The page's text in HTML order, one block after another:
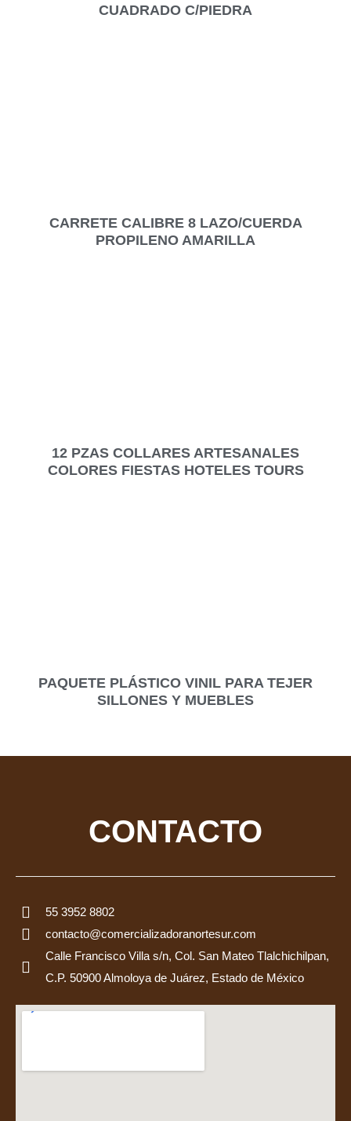
CUADRADO C/PIEDRA
CARRETE CALIBRE 8 LAZO/CUERDA
PROPILENO AMARILLA
12 PZAS COLLARES ARTESANALES
COLORES FIESTAS HOTELES TOURS
PAQUETE PLÁSTICO VINIL PARA TEJER
SILLONES Y MUEBLES
CONTACTO
55 3952 8802
contacto@comercializadoranortesur.com
Calle Francisco Villa s/n, Col. San Mateo Tlalchichilpan,
C.P. 50900 Almoloya de Juárez, Estado de México